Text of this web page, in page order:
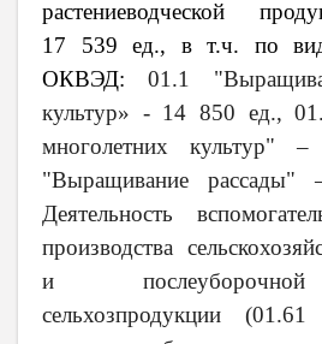
растениеводческой
17 539 ед., в т.ч. по
ОКВЭД:01.1
культур» - 14 850 ед.,
многолетних культур"
"Выращивание
Деятельность
производства
и
сельхозпродукции (01.61